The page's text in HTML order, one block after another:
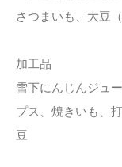
さつまいも、大豆
加工品
雪下にんじんジュ
プス、焼きいも、
豆